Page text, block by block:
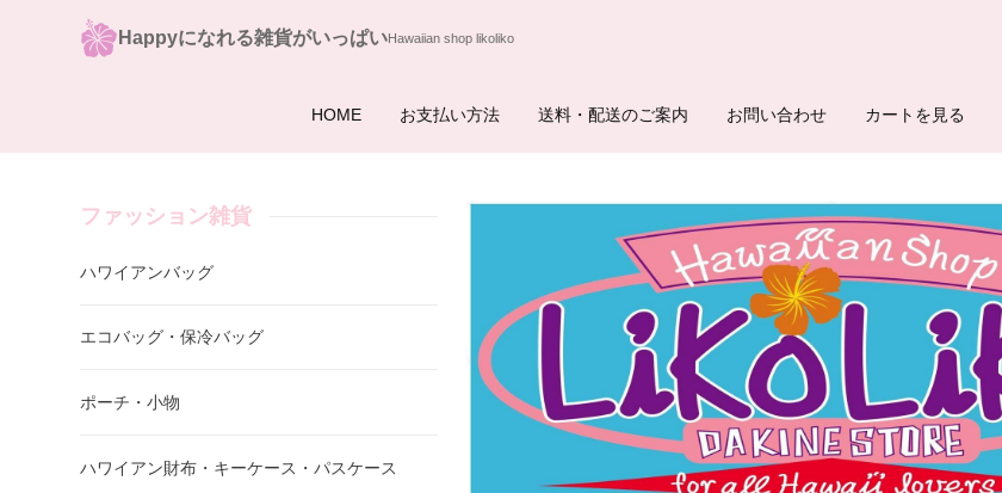
Happyになれる雑貨がいっぱい
HOME お支払い方法 送料・配送のご案内 お問い合わせ カートを見る
ファッション雑貨
ハワイアンバッグ
エコバッグ・保冷バッグ
ポーチ・小物
ハワイアン財布・キーケース・パスケース